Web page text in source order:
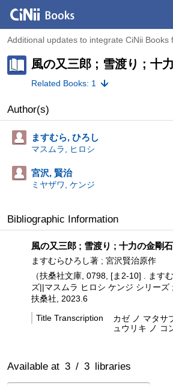
Additional updates to integrate CiNii Books
風の又三郎 ; 雪渡り ; 十
Related Books: 1
Author(s)
ますむら, ひろし
マスムラ, ヒロシ
宮沢, 賢治
ミヤザワ, ケンジ
Bibliographic Information
風の又三郎 ; 雪渡り ; 十力の金剛石
ますむらひろし著 ; 宮沢賢治原作
（扶桑社文庫, 0798, [ま2-10] . ます
ズ||マスムラ ヒロシ ケンジ シリーズ ;
扶桑社, 2023.6
Title Transcription
カゼ ノ マタサ
ュウリキ ノ コ
Available at 3 / 3 libraries